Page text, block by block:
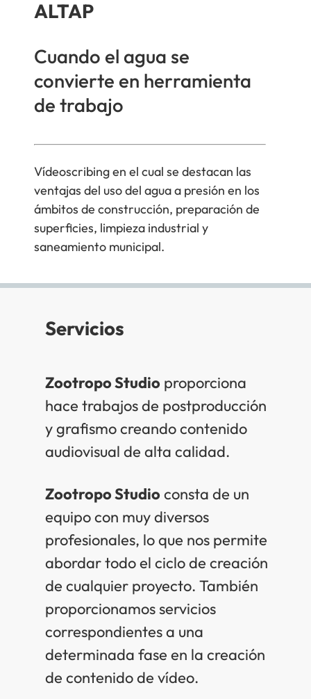
ALTAP
Cuando el agua se
convierte en herramienta
de trabajo
Vídeoscribing en el cual se destacan las
ventajas del uso del agua a presión en los
ámbitos de construcción, preparación de
superficies, limpieza industrial y
saneamiento municipal.
Servicios
Zootropo Studioproporciona
hace trabajos de postproducción
y grafismo creando contenido
audiovisual de alta calidad.
Zootropo Studioconsta de un
equipo con muy diversos
profesionales, lo que nos permite
abordar todo el ciclo de creación
de cualquier proyecto. También
proporcionamos servicios
correspondientes a una
determinada fase en la creación
de contenido de vídeo.